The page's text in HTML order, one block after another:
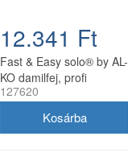
12.341 Ft
Fast & Easy solo® by AL-
KO damilfej, profi
127620